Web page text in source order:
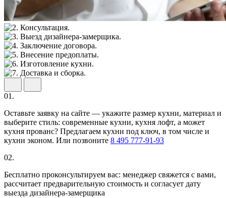
01.
Оставьте заявку на сайте — укажите размер кухни, материал и
выберите стиль: современные кухни, кухня лофт, а может
кухня прованс? Предлагаем кухни под ключ, в том числе и
кухни эконом. Или позвоните 8 495 777-91-93
02.
Бесплатно проконсультируем вас: менеджер свяжется с вами,
рассчитает предварительную стоимость и согласует дату
выезда дизайнера-замерщика